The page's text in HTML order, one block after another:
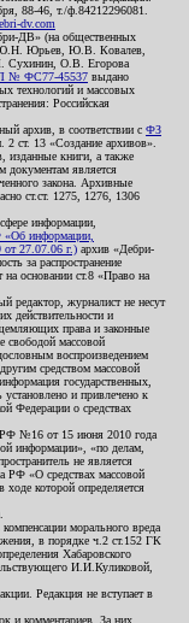
88-46, т./ф.84212296081.
dv.com
ДВ» (на общественных
Юрьев, Ю.В. Ковалев,
О.В. Егорова
№ ФС77-45537 выдано
технологий и массовых
Российская
архив, в соответствии с ФЗ
2 ст. 13 «Создание архивов».
изданные книги, а также
документам является
закона. Архивные
ст.ст. 1275, 1276, 1306
информации,
«Об информации,
27.07.06 г.) архив «Дебри-
за распространение
основании ст.8 «Право на
редактор, журналист не несут
действительности и
права и законные
свободой массовой
воспроизведением
средством массовой
государственных,
и привлечено к
Федерации о средствах
РФ №16 от 15 июня 2010 года
информации», «по делам,
не является
РФ «О средствах массовой
которой определяется
морального вреда
в порядке ч.2 ст.152 ГК
Хабаровского
И.И.Куликовой,
Редакция не вступает в
и комментариев. За них